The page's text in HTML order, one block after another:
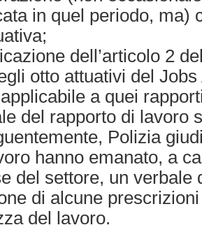
in quel periodo, ma)
dell’articolo 2
otto attuativi del
a quei
del rapporto di lavoro
Polizia
hanno emanato, a
del settore, un verbale
di alcune
del lavoro.